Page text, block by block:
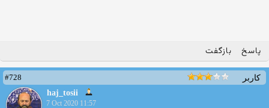
پاسخ بازگفت
کاربر
#728
haj_tosii
7 Oct 2020 11:57